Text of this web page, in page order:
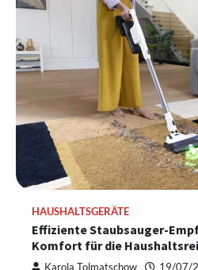
HAUSHALTSGERÄTE
Effiziente Staubsauger-
Komfort für die
Karola Tolmatschow 19/07/